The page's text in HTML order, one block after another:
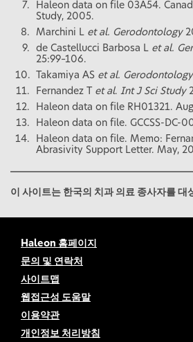
Haleon data on file 03A54.
Study, 2005.
Marchini L et al. Gerodontology
de Castellucci Barbosa L et al.
25:99–106.
Takamiya AS et al. Gerodontology
Fernandez T et al. Int J Sci Study
Haleon data on file RH01321.
Haleon data on file. GCCSS-DC-
Haleon data on file. Memo:
Abrasivity Support Letter. May,
이 사이트는 한국의 치과 의료 종사자를 대
Haleon 홈페이지
문의 및 연락처
사이트맵
웹접근성 도움말
이용약관
개인정보 처리방침